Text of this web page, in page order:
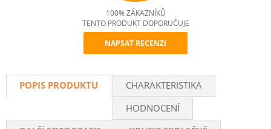
Recommend
100% ZÁKAZNÍKŮ
TENTO PRODUKT DOPORUČUJE
NAPSAT RECENZI
POPIS PRODUKTU
CHARAKTERISTIKA
HODNOCENÍ